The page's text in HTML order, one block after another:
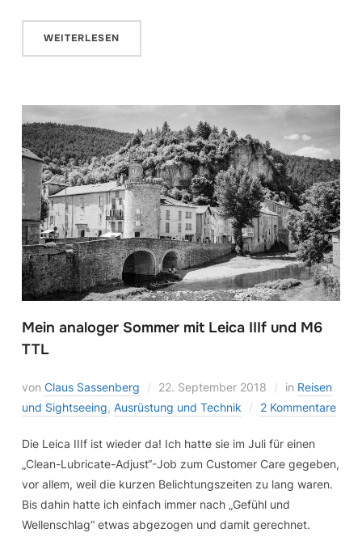
WEITERLESEN
Mein analoger Sommer mit Leica IIIf und M6
TTL
von Claus Sassenberg 22. September 2018 in Reisen
und Sightseeing, Ausrüstung und Technik 2 Kommentare
Die Leica IIIf ist wieder da! Ich hatte sie im Juli für einen
„Clean-Lubricate-Adjust“-Job zum Customer Care gegeben,
vor allem, weil die kurzen Belichtungszeiten zu lang waren.
Bis dahin hatte ich einfach immer nach „Gefühl und
Wellenschlag“ etwas abgezogen und damit gerechnet.